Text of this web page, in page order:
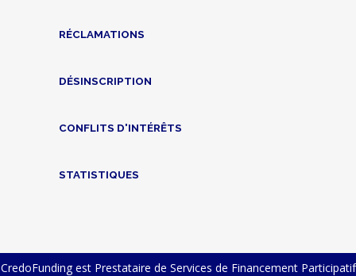
RÉCLAMATIONS
DÉSINSCRIPTION
CONFLITS D'INTÉRÊTS
STATISTIQUES
CredoFunding est Prestataire de Services de Financement Participatif